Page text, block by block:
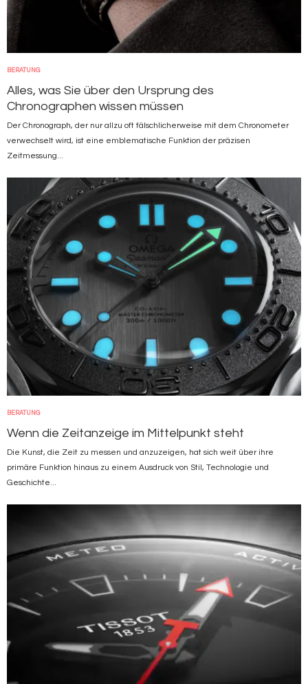
BERATUNG
Alles, was Sie über den Ursprung des
Chronographen wissen müssen
Der Chronograph, der nur allzu oft fälschlicherweise mit dem Chronometer
verwechselt wird, ist eine emblematische Funktion der präzisen
Zeitmessung...
BERATUNG
Wenn die Zeitanzeige im Mittelpunkt steht
Die Kunst, die Zeit zu messen und anzuzeigen, hat sich weit über ihre
primäre Funktion hinaus zu einem Ausdruck von Stil, Technologie und
Geschichte...